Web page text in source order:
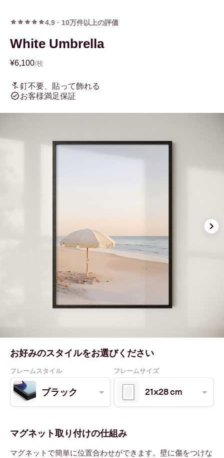
4.9 · 10万件以上の評価
White Umbrella
¥6,100/枚
釘不要、貼って飾れる
お客様満足保証
お好みのスタイルをお選びください
フレームスタイル フレームサイズ
ブラック 21x28 cm
マグネット取り付けの仕組み
マグネットで簡単に位置合わせができます。壁に傷をつけな